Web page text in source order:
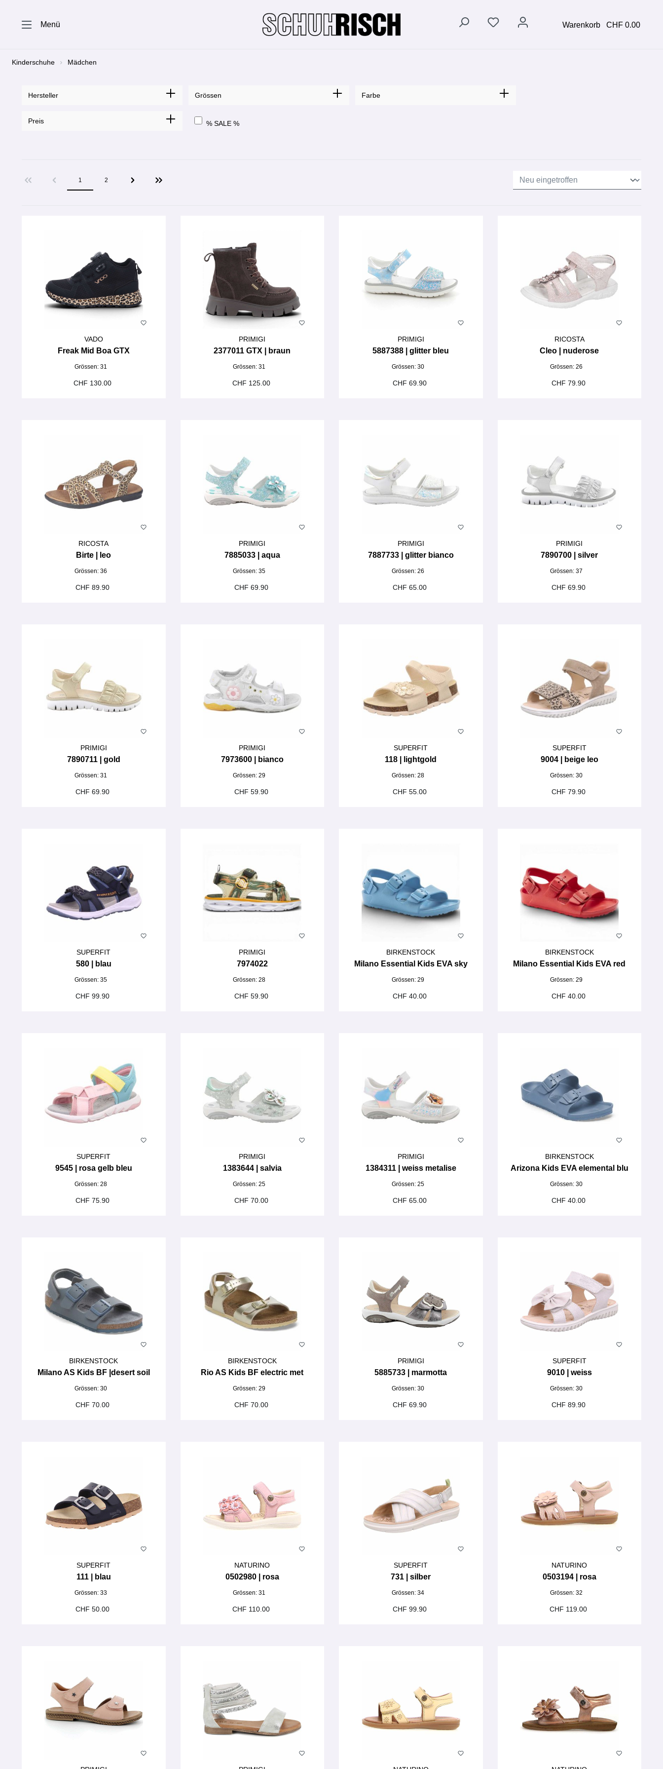
Menü Warenkorb CHF 0.00
Kinderschuhe Mädchen
Hersteller Grössen Farbe
Preis % SALE %
1 2
VADO
Freak Mid Boa GTX
Grössen: 31
CHF 130.00
PRIMIGI
2377011 GTX | braun
Grössen:31
CHF 125.00
PRIMIGI
5887388 | glitter bleu
Grössen: 30
CHF 69.90
RICOSTA
Cleo | nuderose
Grössen:26
CHF 79.90
RICOSTA
Birte | leo
Grössen: 36
CHF 89.90
PRIMIGI
7885033 | aqua
Grössen:35
CHF 69.90
PRIMIGI
7887733 | glitter bianco
Grössen: 26
CHF 65.00
PRIMIGI
7890700 | silver
Grössen:37
CHF 69.90
PRIMIGI
7890711 | gold
Grössen: 31
CHF 69.90
PRIMIGI
7973600 | bianco
Grössen:29
CHF 59.90
SUPERFIT
118 | lightgold
Grössen: 28
CHF 55.00
SUPERFIT
9004 | beige leo
Grössen:30
CHF 79.90
SUPERFIT
580 | blau
Grössen: 35
CHF 99.90
PRIMIGI
7974022
Grössen:28
CHF 59.90
BIRKENSTOCK
Milano Essential Kids EVA sky
Grössen: 29
CHF 40.00
BIRKENSTOCK
Milano Essential Kids EVA red
Grössen:29
CHF 40.00
SUPERFIT
9545 | rosa gelb bleu
Grössen: 28
CHF 75.90
PRIMIGI
1383644 | salvia
Grössen:25
CHF 70.00
PRIMIGI
1384311 | weiss metalise
Grössen: 25
CHF 65.00
BIRKENSTOCK
Arizona Kids EVA elemental blu
Grössen:30
CHF 40.00
BIRKENSTOCK
Milano AS Kids BF |desert soil
Grössen: 30
CHF 70.00
BIRKENSTOCK
Rio AS Kids BF electric met
Grössen:29
CHF 70.00
PRIMIGI
5885733 | marmotta
Grössen: 30
CHF 69.90
SUPERFIT
9010 | weiss
Grössen:30
CHF 89.90
SUPERFIT
111 | blau
Grössen: 33
CHF 50.00
NATURINO
0502980 | rosa
Grössen:31
CHF 110.00
SUPERFIT
731 | silber
Grössen: 34
CHF 99.90
NATURINO
0503194 | rosa
Grössen:32
CHF 119.00